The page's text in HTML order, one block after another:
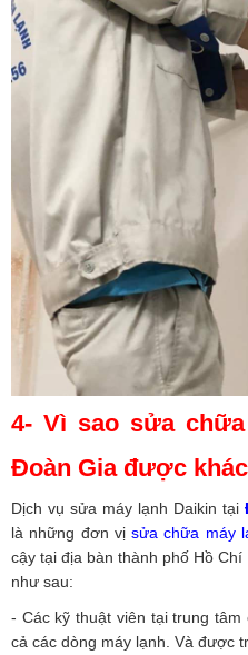
4- Vì sao sửa
Đoàn Gia được
Dịch vụ sửa máy lạnh Daikin tại
là những đơn vịsửa chữa máy
cậy tại địa bàn thành phố Hồ
như sau:
- Các kỹ thuật viên tại trung
cả các dòng máy lạnh. Và được